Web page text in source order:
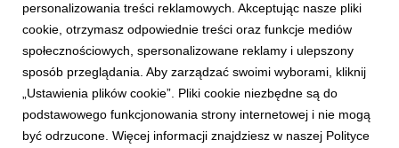
ANSWEAR.LAB
Zatrzymaj energię lata na jak długo
zapragniesz, z kolekcją BRIGHT & LIGHT od
Answear.LAB
22 sierpnia 2024
Lato budzi w nas pragnienie intensywniejszych doznań –
wszystko smakuje lepiej, mocniej, bardziej ekscytująco.
personalizowania treści reklamowych. Akceptując nasze pliki
cookie, otrzymasz odpowiednie treści oraz funkcje mediów
społecznościowych, spersonalizowane reklamy i ulepszony
sposób przeglądania. Aby zarządzać swoimi wyborami, kliknij
„Ustawienia plików cookie”. Pliki cookie niezbędne są do
podstawowego funkcjonowania strony internetowej i nie mogą
być odrzucone. Więcej informacji znajdziesz w naszej Polityce